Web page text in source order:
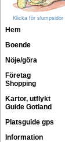
Klicka för slumpsidor
Hem
Boende
Nöje/göra
Företag
Shopping
Kartor, utflykt
Guide Gotland
Platsguide gps
Information